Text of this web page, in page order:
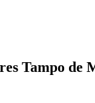
Tampo